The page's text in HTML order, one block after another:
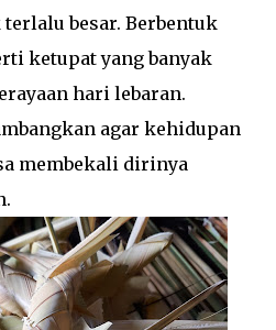
besar. Berbentuk
ketupat yang banyak
hari lebaran.
agar kehidupan
membekali dirinya